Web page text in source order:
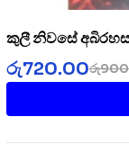
කුලී නිවසේ අබිරහස
රු
රු720.00